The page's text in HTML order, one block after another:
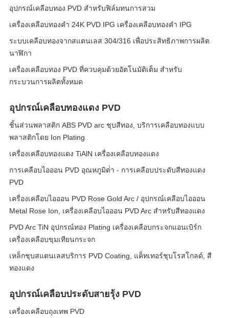
อุปกรณ์เคลือบทอง PVD สําหรับฟิล์มทนการสวม
เครื่องเคลือบทองคํา 24K PVD IPG เครื่องเคลือบทองคํา IPG
ระบบเคลือบทองจากสแตนเลส 304/316 เพื่อประสิทธิภาพการผลิต
นาฬิกา
เครื่องเคลือบทอง PVD ที่ควบคุมด้วยอัตโนมัติเต็ม สําหรับ
กระบวนการผลิตทั้งหมด
อุปกรณ์เคลือบทองแดง PVD
ชิ้นส่วนพลาสติก ABS PVD arc ชุบสีทอง, บริการเคลือบทองแบบ
พลาสติกโดย Ion Plating
เครื่องเคลือบทองแดง TiAlN เครื่องเคลือบทองแดง
การเคลือบไอออน PVD อุณหภูมิต่ํา - การเคลือบประดับสีทองแดง
PVD
เครื่องเคลือบไอออน PVD Rose Gold Arc / อุปกรณ์เคลือบไอออน
Metal Rose Ion, เครื่องเคลือบไอออน PVD Arc สําหรับสีทองแดง
PVD Arc TiN อุปกรณ์ทอง Plating เครื่องเคลือบกระจกแอนเบิร์ก
เครื่องเคลือบขุมเทียนกระจก
เหล็กชุบสแตนเลสบริการ PVD Coating, แค็ทเทอร์ชุบโรสโกลด์, สี
ทองแดง
อุปกรณ์เคลือบประดับสายรุ้ง PVD
เครื่องเคลือบถุงเทพ PVD